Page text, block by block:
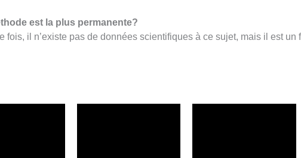
est la plus permanente?
fois, il n’existe pas de données scientifiques à ce sujet, mais il est